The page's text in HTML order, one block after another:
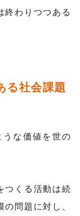
終わりつつある
る社会課題
な価値を世の
つくる活動は続
問題に対し、